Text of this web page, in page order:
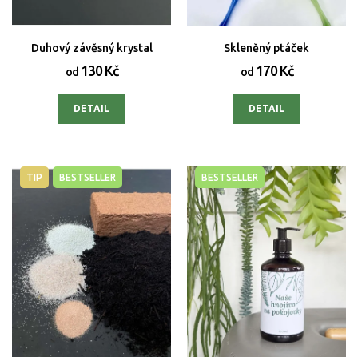
Duhový závěsný krystal
od130 Kč
DETAIL
Skleněný ptáček
od170 Kč
DETAIL
TIP BESTSELLER BESTSELLER